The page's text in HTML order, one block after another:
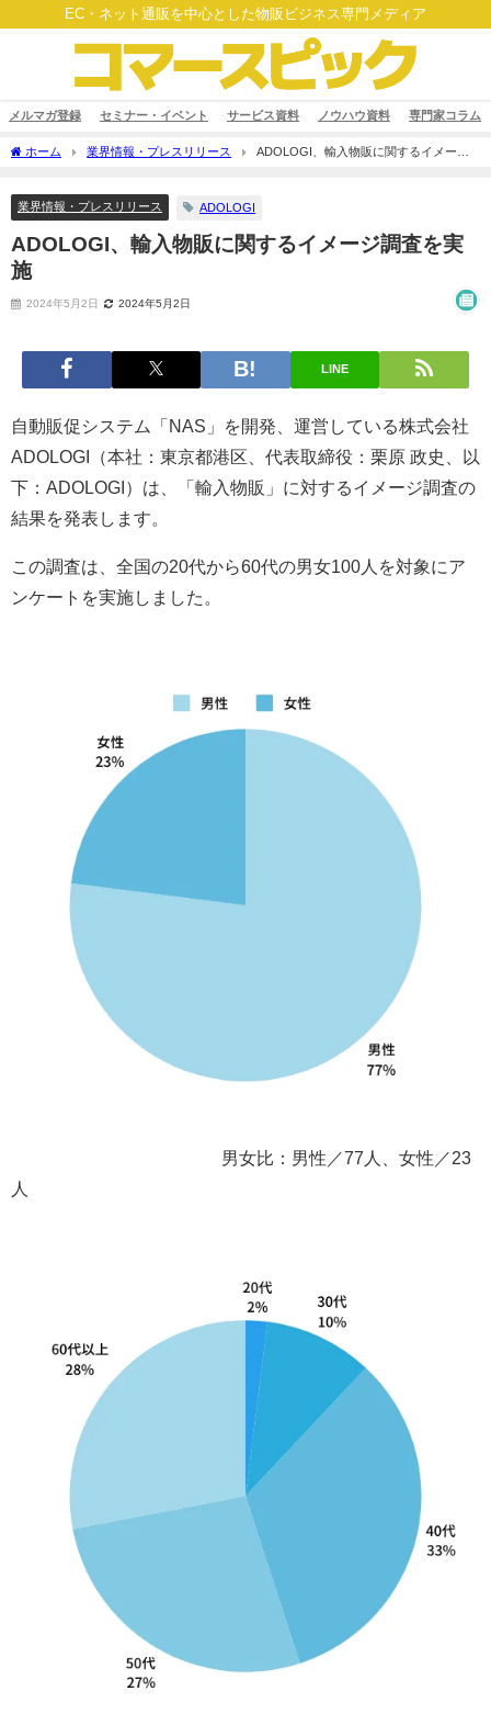
EC・ネット通販を中心とした物販ビジネス専門メディア
メルマガ登録 セミナー・イベント サービス資料 ノウハウ資料 専門家コラム
ホーム 業界情報・プレスリリース
ADOLOGI、輸入物販に関するイメージ
業界情報・プレスリリース ADOLOGI
ADOLOGI、輸入物販に関するイメージ調査を実
施
2024年5月2日 2024年5月2日
LINE
自動販促システム「NAS」を開発、運営している株式会社
ADOLOGI（本社：東京都港区、代表取締役：栗原 政史、以
下：ADOLOGI）は、「輸入物販」に対するイメージ調査の
結果を発表します。
この調査は、全国の20代から60代の男女100人を対象にア
ンケートを実施しました。
男女比：男性／77人、女性／23
人